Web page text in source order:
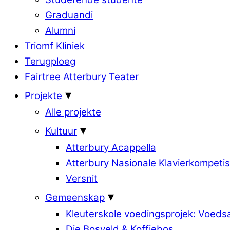
Graduandi
Alumni
Triomf Kliniek
Terugploeg
Fairtree Atterbury Teater
Projekte
Alle projekte
Kultuur
Atterbury Acappella
Atterbury Nasionale
Versnit
Gemeenskap
Kleuterskole voedingsprojek: